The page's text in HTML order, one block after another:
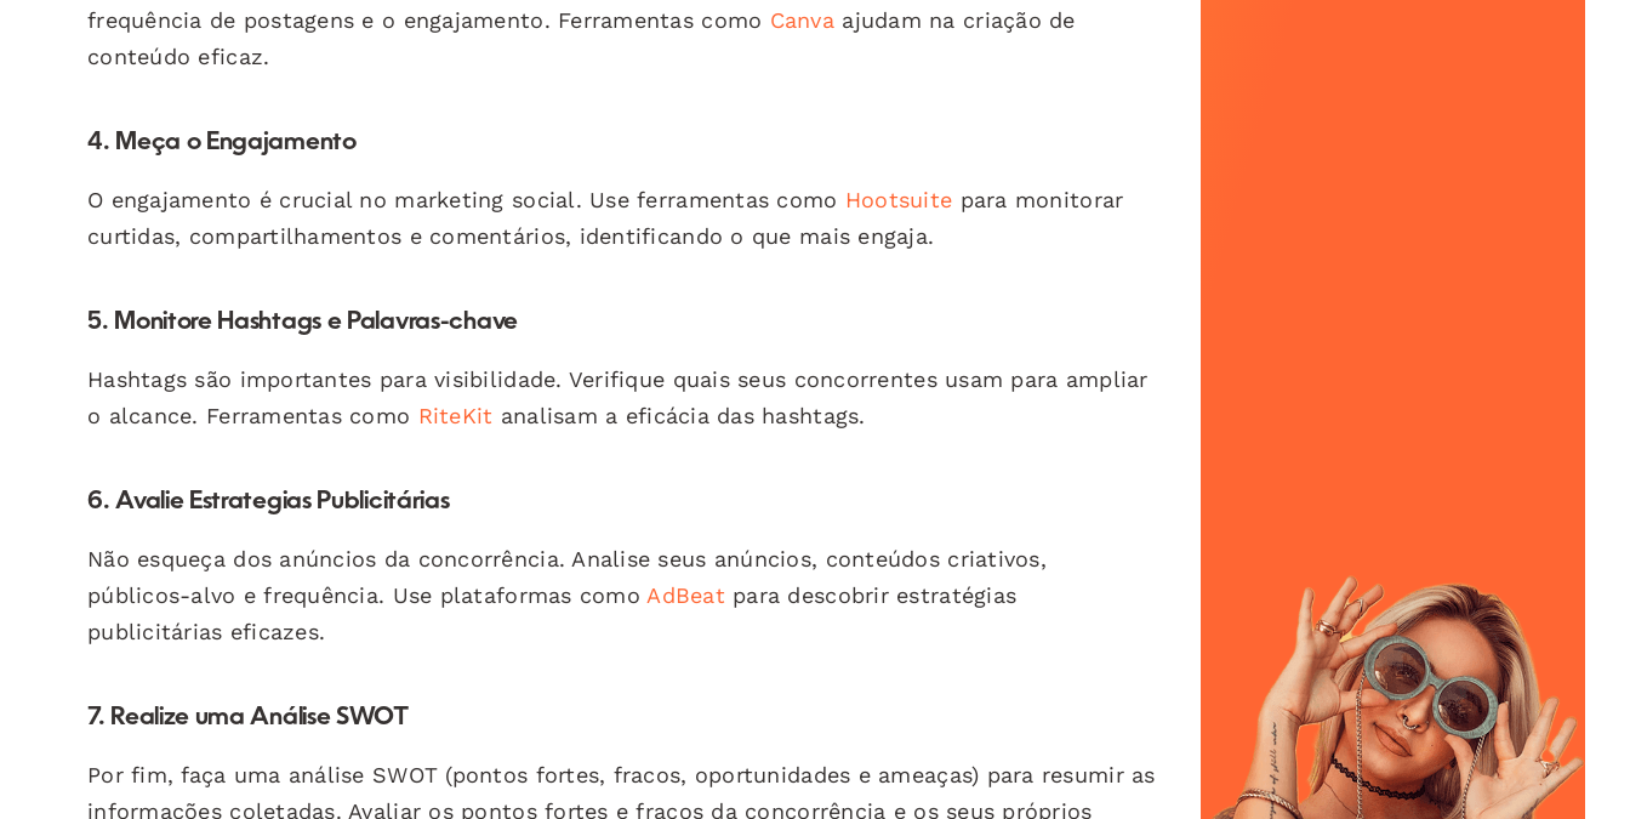
frequência de postagens e o engajamento. Ferramentas como Canva ajudam na criação de
conteúdo eficaz.
4. Meça o Engajamento
O engajamento é crucial no marketing social. Use ferramentas como Hootsuite para monitorar
curtidas, compartilhamentos e comentários, identificando o que mais engaja.
5. Monitore Hashtags e Palavras-chave
Hashtags são importantes para visibilidade. Verifique quais seus concorrentes usam para ampliar
o alcance. Ferramentas como RiteKit analisam a eficácia das hashtags.
6. Avalie Estrategias Publicitárias
Não esqueça dos anúncios da concorrência. Analise seus anúncios, conteúdos criativos,
públicos-alvo e frequência. Use plataformas como AdBeat para descobrir estratégias
publicitárias eficazes.
7. Realize uma Análise SWOT
Por fim, faça uma análise SWOT (pontos fortes, fracos, oportunidades e ameaças) para resumir as
informações coletadas. Avaliar os pontos fortes e fracos da concorrência e os seus próprios